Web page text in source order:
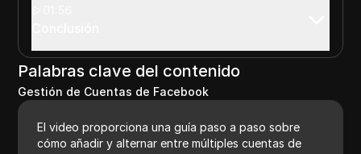
Palabras clave del contenido
Gestión de Cuentas de Facebook
El video proporciona una guía paso a paso sobre
cómo añadir y alternar entre múltiples cuentas de